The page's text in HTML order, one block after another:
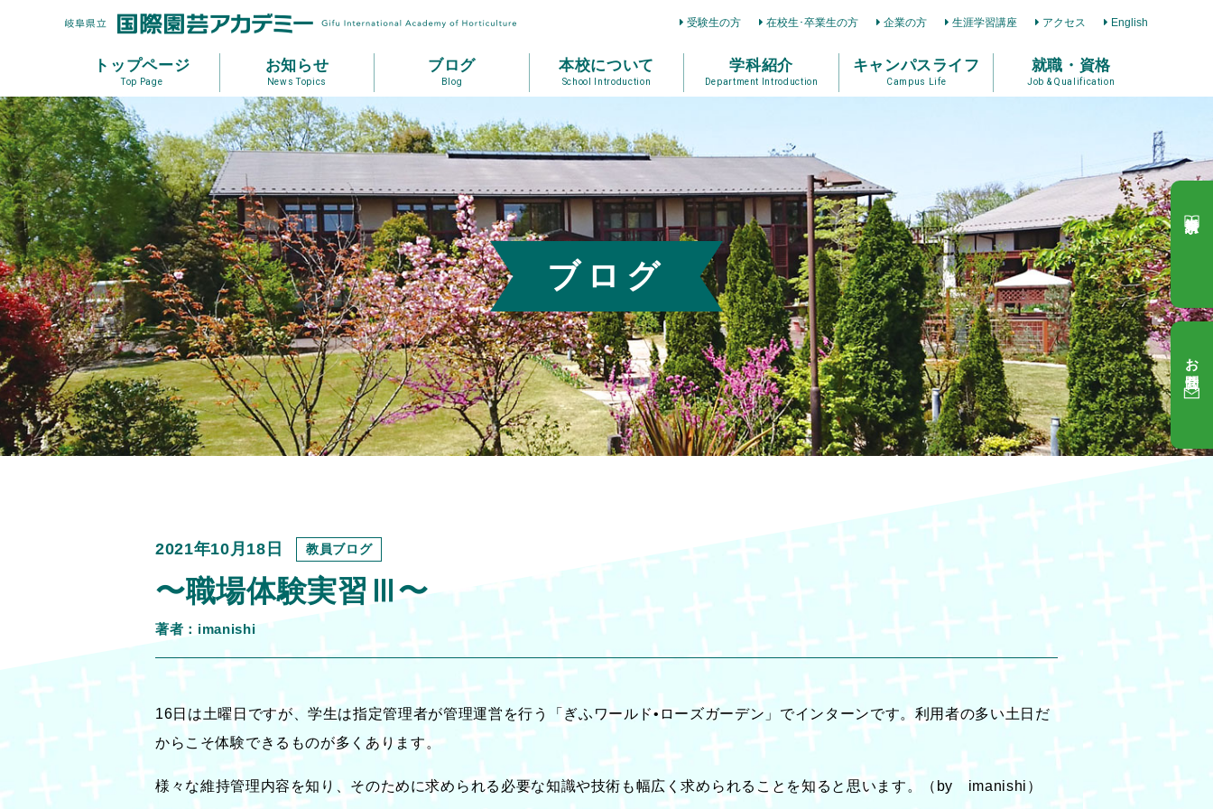
受験生の方 在校生･卒業生の方 企業の方 生涯学習講座 アクセス English
トップページ
Top Page
お知らせ
News Topics
ブログ
Blog
本校について
School Introduction
学科紹介
Department Introduction
キャンパスライフ
Campus Life
就職・資格
Job & Qualification
ブログ
2021年10月18日 教員ブログ
〜職場体験実習Ⅲ〜
著者：imanishi
16日は土曜日ですが、学生は指定管理者が管理運営を行う「ぎふワールド•ローズガーデン」でインターンです。利用者の多い土日だ
からこそ体験できるものが多くあります。
様々な維持管理内容を知り、そのために求められる必要な知識や技術も幅広く求められることを知ると思います。（by imanishi）
お問合せ